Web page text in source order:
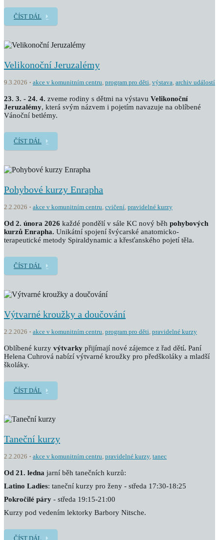
ČÍST DÁL
Velikonoční Jeruzalémy
9.3.2026 akce v komunitním centru, program pro děti, výstava, archiv událostí
23. 3. - 24. 4. zveme rodiny s dětmi na výstavu Velikonoční
Jeruzalémy, která svým názvem i pojetím navazuje na oblíbené
Vánoční betlémy.
ČÍST DÁL
Pohybové kurzy Enrapha
2.2.2026 akce v komunitním centru, cvičení, pravidelné kurzy
Od 2. února 2026 každé pondělí v sále KC nový běh pohybových
kurzů Enrapha. Unikátní spojení švýcarské anatomicko-
terapeutické metody Spiraldynamic a křesťanského pojetí těla.
ČÍST DÁL
Výtvarné kroužky a doučování
2.2.2026 akce v komunitním centru, program pro děti, pravidelné kurzy
Oblíbené kurzy výtvarky přijímají nové zájemce z řad dětí. Paní
Helena Cuhrová nabízí výtvarné kroužky pro předškoláky a mladší
školáky.
ČÍST DÁL
Taneční kurzy
2.2.2026 akce v komunitním centru, pravidelné kurzy, tanec
Od 21. ledna jarní běh tanečních kurzů:
Latino Ladies: taneční kurzy pro ženy - středa 17:30-18:25
Pokročilé páry - středa 19:15-21:00
Kurzy pod vedením lektorky Barbory Nitsche.
ČÍST DÁL